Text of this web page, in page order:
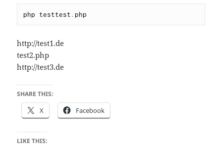
php testtest.php
http://test1.de
test2.php
http://test3.de
SHARE THIS:
X Facebook
LIKE THIS: